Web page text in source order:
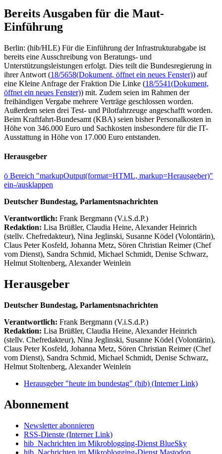
Bereits Ausgaben für die Maut-
Einführung
Berlin: (hib/HLE) Für die Einführung der Infrastrukturabgabe ist
bereits eine Ausschreibung von Beratungs- und
Unterstützungsleistungen erfolgt. Dies teilt die Bundesregierung in
ihrer Antwort (18/5658(Dokument, öffnet ein neues Fenster)) auf
eine Kleine Anfrage der Fraktion Die Linke (18/5541(Dokument,
öffnet ein neues Fenster)) mit. Zudem seien im Rahmen der
freihändigen Vergabe mehrere Verträge geschlossen worden.
Außerdem seien drei Test- und Pilotfahrzeuge angeschafft worden.
Beim Kraftfahrt-Bundesamt (KBA) seien bisher Personalkosten in
Höhe von 346.000 Euro und Sachkosten insbesondere für die IT-
Ausstattung in Höhe von 17.000 Euro entstanden.
Herausgeber
ö Bereich "markupOutput(format=HTML, markup=Herausgeber)"
ein-/ausklappen
Deutscher Bundestag, Parlamentsnachrichten
Verantwortlich: Frank Bergmann (V.i.S.d.P.)
Redaktion: Lisa Brüßler, Claudia Heine, Alexander Heinrich
(stellv. Chefredakteur), Nina Jeglinski, Susanne Ködel (Volontärin),
Claus Peter Kosfeld, Johanna Metz, Sören Christian Reimer (Chef
vom Dienst), Sandra Schmid, Michael Schmidt, Denise Schwarz,
Helmut Stoltenberg, Alexander Weinlein
Herausgeber
Deutscher Bundestag, Parlamentsnachrichten
Verantwortlich: Frank Bergmann (V.i.S.d.P.)
Redaktion: Lisa Brüßler, Claudia Heine, Alexander Heinrich
(stellv. Chefredakteur), Nina Jeglinski, Susanne Ködel (Volontärin),
Claus Peter Kosfeld, Johanna Metz, Sören Christian Reimer (Chef
vom Dienst), Sandra Schmid, Michael Schmidt, Denise Schwarz,
Helmut Stoltenberg, Alexander Weinlein
Herausgeber "heute im bundestag" (hib) (Interner Link)
Abonnement
Newsletter abonnieren
RSS-Dienste (Interner Link)
hib_Nachrichten im Mikroblogging-Dienst BlueSky
hib_Nachrichten im Mikroblogging-Dienst Mastodon